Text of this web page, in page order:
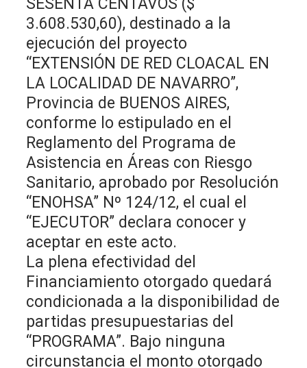
3.608.530,60), destinado a la
ejecución del proyecto
“EXTENSIÓN DE RED CLOACAL EN
LA LOCALIDAD DE NAVARRO”,
Provincia de BUENOS AIRES,
conforme lo estipulado en el
Reglamento del Programa de
Asistencia en Áreas con Riesgo
Sanitario, aprobado por Resolución
“ENOHSA” Nº 124/12, el cual el
“EJECUTOR” declara conocer y
aceptar en este acto.
La plena efectividad del
Financiamiento otorgado quedará
condicionada a la disponibilidad de
partidas presupuestarias del
“PROGRAMA”. Bajo ninguna
circunstancia el monto otorgado